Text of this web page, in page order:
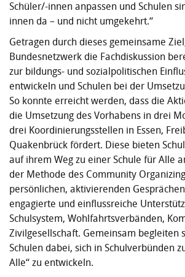
Schüler/-innen anpassen und Schulen
innen da – und nicht umgekehrt.“
Getragen durch dieses gemeinsame
Bundesnetzwerk die Fachdiskussion
zur bildungs- und sozialpolitischen
entwickeln und Schulen bei der
So konnte erreicht werden, dass die
die Umsetzung des Vorhabens in drei
drei Koordinierungsstellen in Essen,
Quakenbrück fördert. Diese bieten
auf ihrem Weg zu einer Schule für Alle
der Methode des Community
persönlichen, aktivierenden
engagierte und einflussreiche
Schulsystem, Wohlfahrtsverbänden,
Zivilgesellschaft. Gemeinsam begleiten
Schulen dabei, sich in Schulverbünden
Alle“ zu entwickeln.